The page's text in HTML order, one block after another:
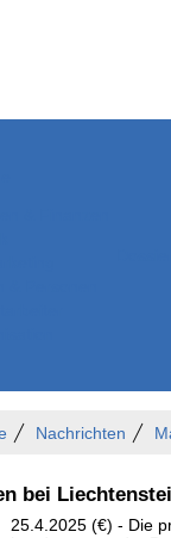
Nachrichten
bei
25.4.2025 (€) - Die